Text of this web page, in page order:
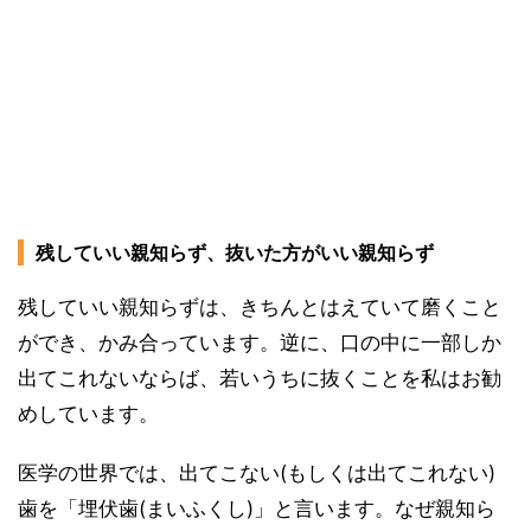
残していい親知らず、抜いた方がいい親知らず
残していい親知らずは、きちんとはえていて磨くこと
ができ、かみ合っています。逆に、口の中に一部しか
出てこれないならば、若いうちに抜くことを私はお勧
めしています。
医学の世界では、出てこない(もしくは出てこれない)
歯を「埋伏歯(まいふくし)」と言います。なぜ親知ら